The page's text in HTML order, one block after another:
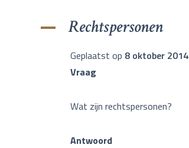
A Rechtspersonen
Geplaatst op 8 oktober 2014
Vraag
Wat zijn rechtspersonen?
Antwoord